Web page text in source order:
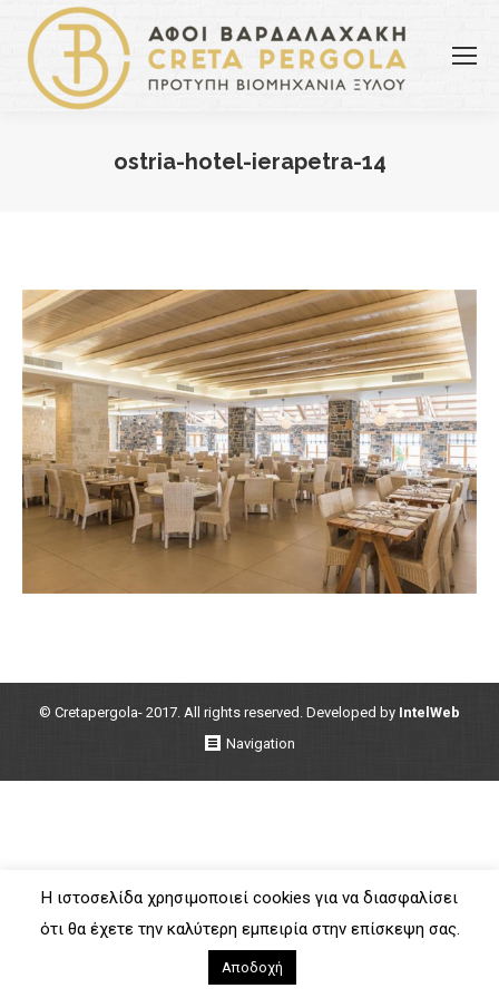
ostria-hotel-ierapetra-14
© Cretapergola- 2017. All rights reserved. Developed by IntelWeb
Navigation
Η ιστοσελίδα χρησιμοποιεί cookies για να διασφαλίσει
ότι θα έχετε την καλύτερη εμπειρία στην επίσκεψη σας.
Αποδοχή